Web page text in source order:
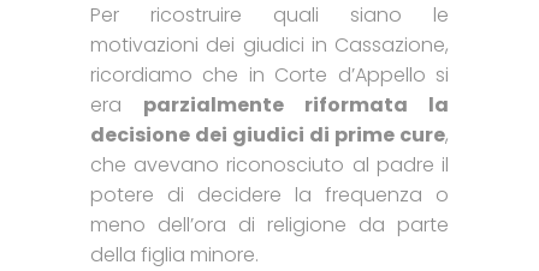
Per ricostruire quali siano le
motivazioni dei giudici in Cassazione,
ricordiamo che in Corte d’Appello si
era parzialmente riformata la
decisione dei giudici di prime cure,
che avevano riconosciuto al padre il
potere di decidere la frequenza o
meno dell’ora di religione da parte
della figlia minore.